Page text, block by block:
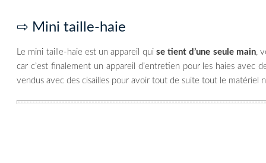
⇨ Mini taille-haie
Le mini taille-haie est un appareil qui se tient d’une seule main,
car c’est finalement un appareil d’entretien pour les haies avec
vendus avec des cisailles pour avoir tout de suite tout le matériel